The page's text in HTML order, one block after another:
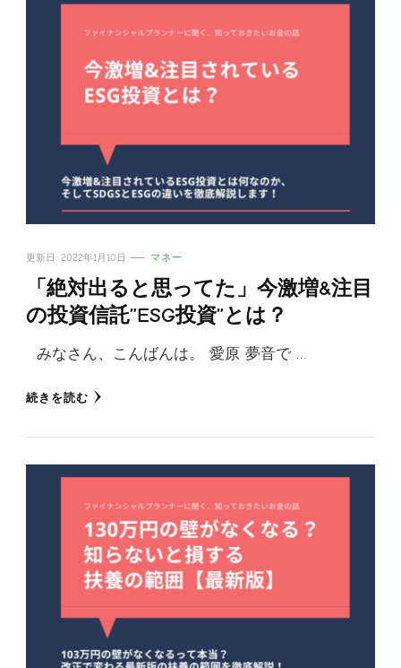
更新日: 2022年1月10日 マネー
「絶対出ると思ってた」今激増&注目
の投資信託”ESG投資”とは？
みなさん、こんばんは。 愛原 夢音で …
続きを読む